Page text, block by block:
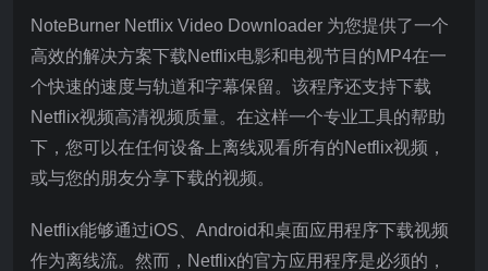
NoteBurner Netflix Video Downloader 为您提供了一个
高效的解决方案下载Netflix电影和电视节目的MP4在一
个快速的速度与轨道和字幕保留。该程序还支持下载
Netflix视频高清视频质量。在这样一个专业工具的帮助
下，您可以在任何设备上离线观看所有的Netflix视频，
或与您的朋友分享下载的视频。
Netflix能够通过iOS、Android和桌面应用程序下载视频
作为离线流。然而，Netflix的官方应用程序是必须的，